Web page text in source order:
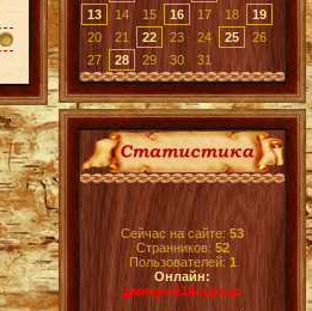
13
14 15 16 17 18
19
20
21 22 23 24 25
26
27
28 29 30 31
Сейчас на сайте: 53
Странников: 52
Пользователей: 1
Онлайн:
дмитрий18корсар